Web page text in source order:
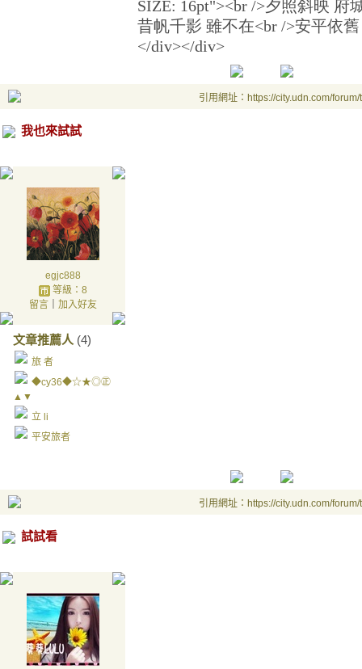
SIZE: 16pt"><br />夕照斜映 府
昔帆千影 雖不在<br />安平依
</div></div>
引用網址：https://city.udn.com/
我也來試試
egjc888
等級：8
留言｜ 加入好友
文章推薦人 (4)
旅 者
◆cy36◆☆★◎㊣
▲▼
立 li
平安旅者
引用網址：https://city.udn.com/
試試看